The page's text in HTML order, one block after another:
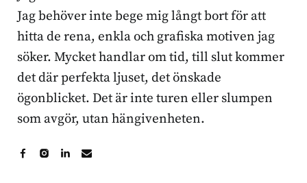
Jag behöver inte bege mig långt bort för att
hitta de rena, enkla och grafiska motiven jag
söker. Mycket handlar om tid, till slut kommer
det där perfekta ljuset, det önskade
ögonblicket. Det är inte turen eller slumpen
som avgör, utan hängivenheten.